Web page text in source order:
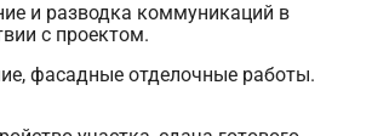
и разводка коммуникаций в
с проектом.
фасадные отделочные работы.